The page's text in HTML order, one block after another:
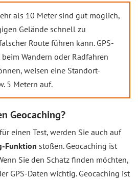
als 10 Meter sind gut möglich,
Gelände schnell zu
Route führen kann. GPS-
beim Wandern oder Radfahren
weisen eine Standort-
5 Metern auf.
Geocaching?
einen Test, werden Sie auch auf
Funktion stoßen. Geocaching ist
Sie den Schatz finden möchten,
GPS-Daten wichtig. Geocaching ist